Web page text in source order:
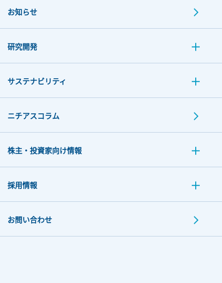
お知らせ
研究開発
サステナビリティ
ニチアスコラム
株主・投資家向け情報
採用情報
お問い合わせ